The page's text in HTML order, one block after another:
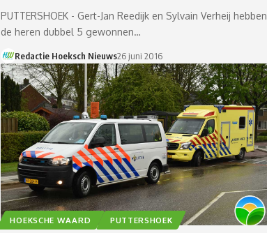
PUTTERSHOEK - Gert-Jan Reedijk en Sylvain Verheij hebben
de heren dubbel 5 gewonnen…
Redactie Hoeksch Nieuws26 juni 2016
HOEKSCHE WAARD PUTTERSHOEK